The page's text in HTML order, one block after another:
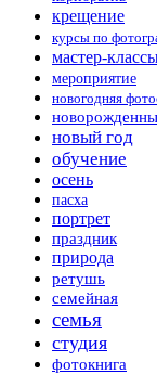
крещение
курсы по
мастер-
мероприятие
новогодняя
новый год
обучение
осень
пасха
портрет
праздник
природа
ретушь
семейная
семья
студия
фотокнига